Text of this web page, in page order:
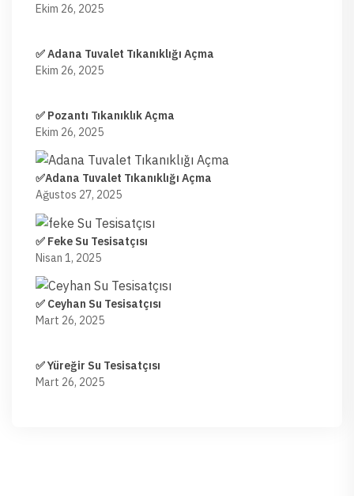
Ekim 26, 2025
✅ Adana Tuvalet Tıkanıklığı Açma
Ekim 26, 2025
✅ Pozantı Tıkanıklık Açma
Ekim 26, 2025
✅Adana Tuvalet Tıkanıklığı Açma
Ağustos 27, 2025
✅ Feke Su Tesisatçısı
Nisan 1, 2025
✅ Ceyhan Su Tesisatçısı
Mart 26, 2025
✅ Yüreğir Su Tesisatçısı
Mart 26, 2025